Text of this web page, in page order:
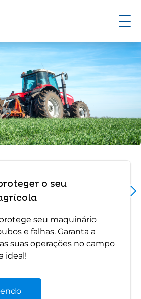
o seu
seu maquinário
e falhas. Garanta a
suas operações no campo
ideal!